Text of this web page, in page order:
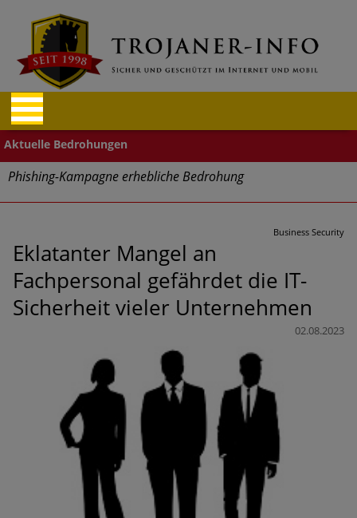
Phishing-Kampagne erhebliche Bedrohung
Welle an Social-Engineering-Betrugsmaschen und
Identitätsdiebstahl
Exponentiell wachsende Risiken, eine immer
unübersichtlichere Cyber-Bedrohungslage – was CISOs jetzt
für mehr Cyber-Resilienz tun können
Digitale Assets aller Arten im Fokus der aktuellen Cyber-
Ungebremster Aufstieg: Mega-Ransomware. Deutsche
Unternehmen dürfen Bedrohungspotential nicht
unterschätzen
Weiterentwicklung der HTTP-basierten Cyberangriffe lässt
Experten vor Tsunami bei Web-DDoS-Angriffen warnen
Business Security
Eklatanter Mangel an
Fachpersonal gefährdet die IT-
Sicherheit vieler Unternehmen
02.08.2023